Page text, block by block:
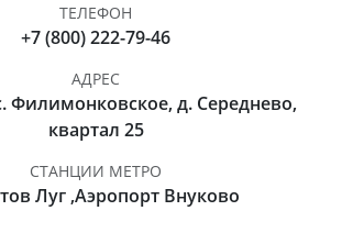
ТЕЛЕФОН
+7 (800) 222-79-46
АДРЕС
Филимонковское, д. Середнево,
квартал 25
СТАНЦИИ МЕТРО
Луг ,Аэропорт Внуково